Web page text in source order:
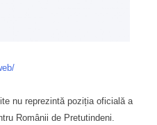
nu reprezintă poziția oficială a
Românii de Pretutindeni.